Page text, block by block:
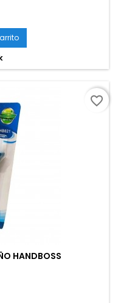
HANDBOSS
favorite_border